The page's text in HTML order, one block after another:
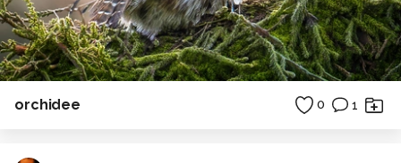
orchidee 0 1